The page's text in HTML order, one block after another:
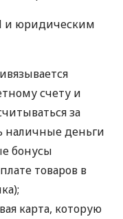
и юридическим
счету и
за
наличные деньги
бонусы
товаров в
карта, которую